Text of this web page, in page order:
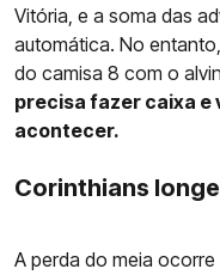
Vitória, e a soma das
automática. No
do camisa 8 com o
precisa fazer caixa e
acontecer.
Corinthians
A perda do meia